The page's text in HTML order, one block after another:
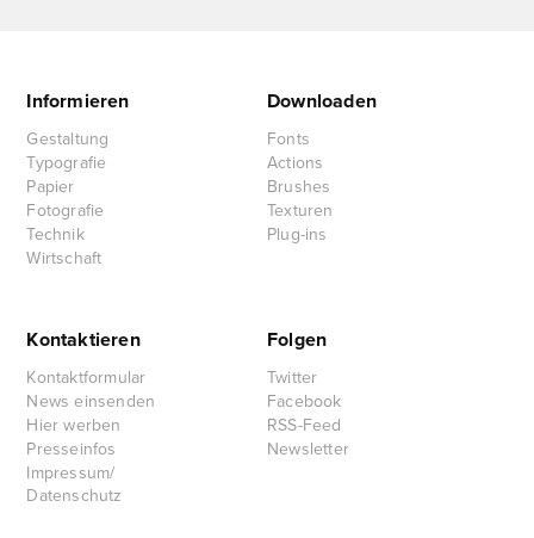
Informieren
Gestaltung
Typografie
Papier
Fotografie
Technik
Wirtschaft
Downloaden
Fonts
Actions
Brushes
Texturen
Plug-ins
Kontaktieren
Kontaktformular
News einsenden
Hier werben
Presseinfos
Impressum/
Datenschutz
Folgen
Twitter
Facebook
RSS-Feed
Newsletter